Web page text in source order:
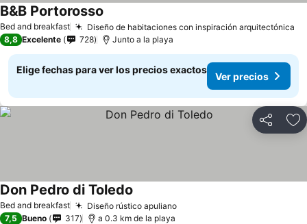
Bed and breakfast Diseño de habitaciones con inspiración arquitectónica
B&B Portorosso
8,8 Excelente 728 Junto a la playa
Elige fechas para ver los precios exactos
Ver precios
Compartir
Bed and breakfast Diseño rústico apulianoVer precios
Don Pedro di Toledo
7,5 Bueno 317 a 0.3 km de la playa